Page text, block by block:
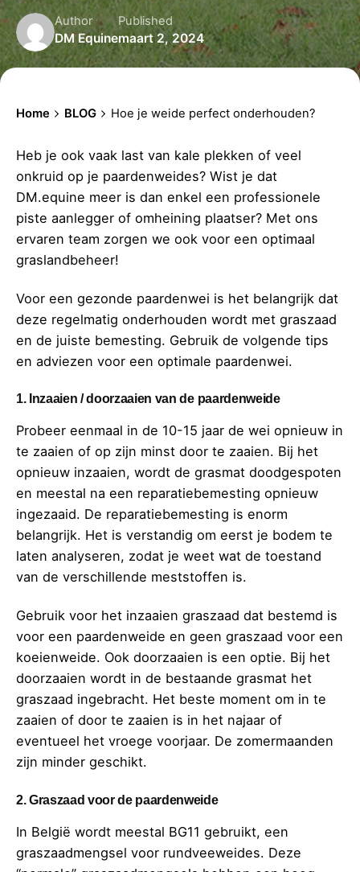
Author
DM Equine
Published
maart 2, 2024
Home BLOG Hoe je weide perfect onderhouden?
Heb je ook vaak last van kale plekken of veel
onkruid op je paardenweides? Wist je dat
DM.equine meer is dan enkel een professionele
piste aanlegger of omheining plaatser? Met ons
ervaren team zorgen we ook voor een optimaal
graslandbeheer!
Voor een gezonde paardenwei is het belangrijk dat
deze regelmatig onderhouden wordt met graszaad
en de juiste bemesting. Gebruik de volgende tips
en adviezen voor een optimale paardenwei.
1. Inzaaien / doorzaaien van de paardenweide
Probeer eenmaal in de 10-15 jaar de wei opnieuw in
te zaaien of op zijn minst door te zaaien. Bij het
opnieuw inzaaien, wordt de grasmat doodgespoten
en meestal na een reparatiebemesting opnieuw
ingezaaid. De reparatiebemesting is enorm
belangrijk. Het is verstandig om eerst je bodem te
laten analyseren, zodat je weet wat de toestand
van de verschillende meststoffen is.
Gebruik voor het inzaaien graszaad dat bestemd is
voor een paardenweide en geen graszaad voor een
koeienweide. Ook doorzaaien is een optie. Bij het
doorzaaien wordt in de bestaande grasmat het
graszaad ingebracht. Het beste moment om in te
zaaien of door te zaaien is in het najaar of
eventueel het vroege voorjaar. De zomermaanden
zijn minder geschikt.
2. Graszaad voor de paardenweide
In België wordt meestal BG11 gebruikt, een
graszaadmengsel voor rundveeweides. Deze